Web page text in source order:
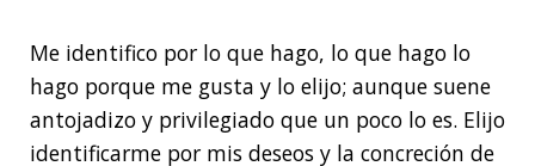
Me identifico por lo que hago, lo que hago lo
hago porque me gusta y lo elijo; aunque suene
antojadizo y privilegiado que un poco lo es. Elijo
identificarme por mis deseos y la concreción de